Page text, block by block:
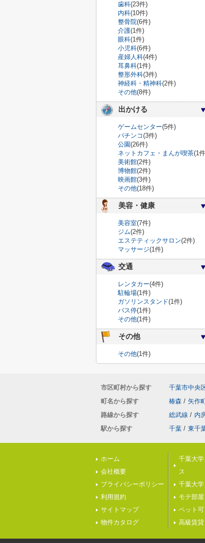
歯科(23件)
内科(10件)
整骨院(6件)
介護(1件)
眼科(1件)
小児科(6件)
産婦人科(4件)
耳鼻科(1件)
整形外科(3件)
神経科・精神科(2件)
その他(8件)
出かける
ゲームセンター(5件)
パチンコ(3件)
公園(26件)
ネットカフェ・まんが喫茶(1
美術館(2件)
博物館(2件)
映画館(3件)
その他(18件)
美容・健康
美容室(7件)
ジム(2件)
エステティックサロン(2件)
マッサージ(1件)
交通
レンタカー(4件)
駐輪場(1件)
ガソリンスタンド(1件)
バス停(1件)
その他(1件)
その他
その他(1件)
市区町村から探す 千葉市中央
町名から探す
椿森 / 矢作
路線から探す
総武線 / 内
駅から探す
千葉 / 東千
ホーム
会社概要
プライバシーポリシー
利用規約
サイトマップ
物件カタログ
千葉大
ス
千葉大
モテ部屋
ペット可
高級賃貸